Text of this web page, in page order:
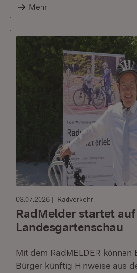
Mehr
03.07.2026 Radverkehr
RadMelder startet
Landesgartenschau
Mit dem RadMELDER können
Bürger künftig Hinweise aus